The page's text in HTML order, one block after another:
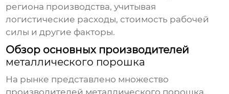
региона производства, учитывая
логистические расходы, стоимость рабочей
силы и другие факторы.
Обзор основных производителей
металлического порошка
На рынке представлено множество